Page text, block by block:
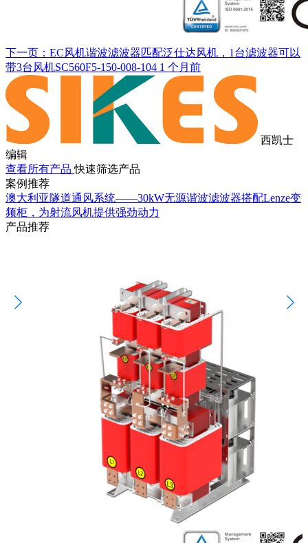
下一页：EC风机谐波滤波器匹配泛仕达风机，1台滤波器可以
带3台风机SC560F5-150-008-104 1 个月前
西凯士
编辑
查看所有产品 快速筛选产品
案例推荐
澳大利亚隧道通风系统——30kW无源谐波滤波器搭配Lenze变
频柜，为射流风机提供强劲动力
产品推荐